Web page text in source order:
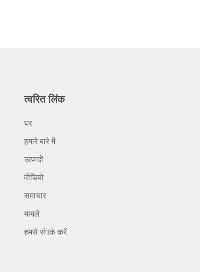
त्वरित लिंक
घर
हमारे बारे में
उत्पादों
वीडियो
समाचार
मामले
हमसे संपर्क करें